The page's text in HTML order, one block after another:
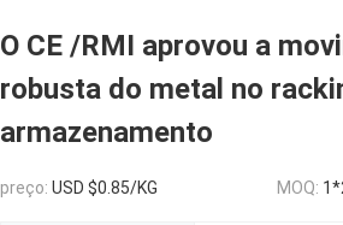
O CE /RMI aprovou a
robusta do metal no
armazenamento
preço: USD $0.85/KG MOQ: